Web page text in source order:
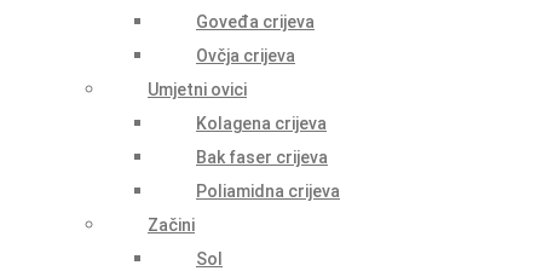
Goveđa crijeva
Ovčja crijeva
Umjetni ovici
Kolagena crijeva
Bak faser crijeva
Poliamidna crijeva
Začini
Sol